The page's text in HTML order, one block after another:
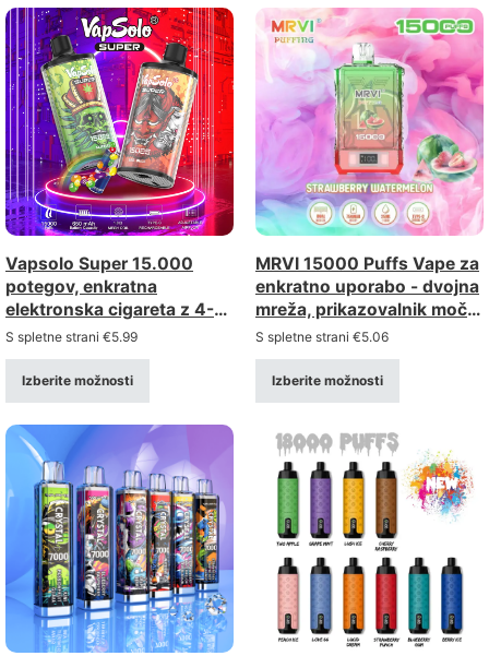
Vapsolo Super 15.000
potegov, enkratna
elektronska cigareta z 4-
stopenjsko nastavljivim
pretokom zraka – polnjiva
prek priključka tipa C (moč
2%/5%)
S spletne strani €5.99
Izberite možnosti
MRVI 15000 Puffs Vape za
enkratno uporabo - dvojna
mreža, prikazovalnik moči,
povodec
S spletne strani €5.06
Izberite možnosti